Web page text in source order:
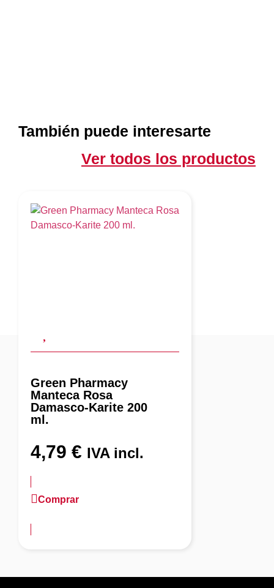
También puede interesarte
Ver todos los productos
Green Pharmacy
Manteca Rosa
Damasco-Karite 200
ml.
4,79 € IVA incl.
Comprar